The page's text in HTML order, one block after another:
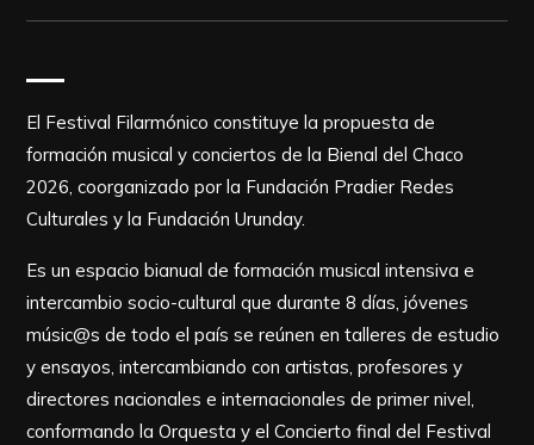
El Festival Filarmónico constituye la propuesta de
formación musical y conciertos de la Bienal del Chaco
2026, coorganizado por la Fundación Pradier Redes
Culturales y la Fundación Urunday.
Es un espacio bianual de formación musical intensiva e
intercambio socio-cultural que durante 8 días, jóvenes
músic@s de todo el país se reúnen en talleres de estudio
y ensayos, intercambiando con artistas, profesores y
directores nacionales e internacionales de primer nivel,
conformando la Orquesta y el Concierto final del Festival